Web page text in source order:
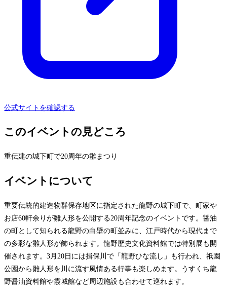
公式サイトを確認する
このイベントの見どころ
重伝建の城下町で20周年の雛まつり
イベントについて
重要伝統的建造物群保存地区に指定された龍野の城下町で、町家や
お店60軒余りが雛人形を公開する20周年記念のイベントです。醤油
の町として知られる龍野の白壁の町並みに、江戸時代から現代まで
の多彩な雛人形が飾られます。龍野歴史文化資料館では特別展も開
催されます。3月20日には揖保川で「龍野ひな流し」も行われ、祇園
公園から雛人形を川に流す風情ある行事も楽しめます。うすくち龍
野醤油資料館や霞城館など周辺施設も合わせて巡れます。